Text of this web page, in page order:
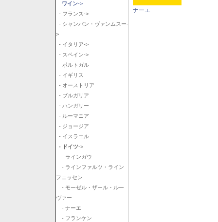
ワイン->
- フランス->
- シャンパン・ヴァンムスー-
>
- イタリア->
- スペイン->
- ポルトガル
- イギリス
- オーストリア
- ブルガリア
- ハンガリー
- ルーマニア
- ジョージア
- イスラエル
- ドイツ->
- ラインガウ
- ラインファルツ・ライン
フェッセン
- モーゼル・ザール・ルー
ヴァー
- ナーエ
- フランケン
ナーエ